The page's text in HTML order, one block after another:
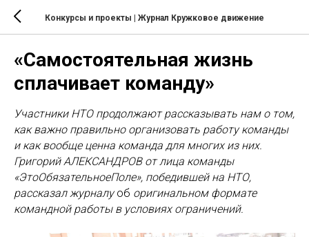
Конкурсы и проекты | Журнал Кружковое движение
«Самостоятельная жизнь
сплачивает команду»
Участники НТО продолжают рассказывать нам о том,
как важно правильно организовать работу команды
и как вообще ценна команда для многих из них.
Григорий АЛЕКСАНДРОВ от лица команды
«ЭтоОбязательноеПоле», победившей на НТО,
рассказал журналуоб оригинальном формате
командной работы в условиях ограничений.